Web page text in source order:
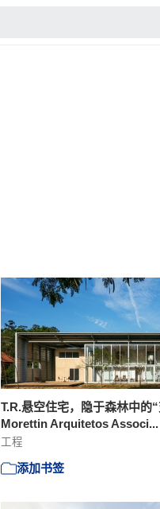
T.R.悬空住宅，隐于森林中的
Morettin Arquitetos Associ...
工程
添加书签